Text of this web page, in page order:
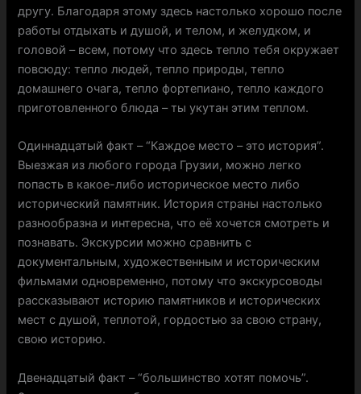
другу. Благодаря этому здесь настолько хорошо после
работы отдыхать и душой, и телом, и желудком, и
головой – всем, потому что здесь тепло тебя окружает
повсюду: тепло людей, тепло природы, тепло
домашнего очага, тепло фортепиано, тепло каждого
приготовленного блюда – ты укутан этим теплом.
Одиннадцатый факт – “Каждое место – это история”.
Выезжая из любого города Грузии, можно легко
попасть в какое-либо историческое место либо
исторический памятник. История страны настолько
разнообразна и интересна, что её хочется смотреть и
познавать. Экскурсии можно сравнить с
документальным, художественным и историческим
фильмами одновременно, потому что экскурсоводы
рассказывают историю памятников и исторических
мест с душой, теплотой, гордостью за свою страну,
свою историю.
Двенадцатый факт – “большинство хотят помочь”.